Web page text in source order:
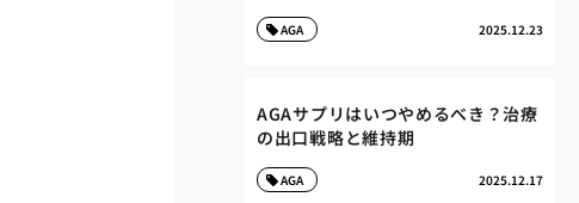
2025.12.23
AGA
AGAサプリはいつやめるべき？治療
の出口戦略と維持期
2025.12.17
AGA